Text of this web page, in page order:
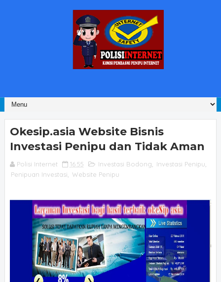
Okesip.asia Website Bisnis
Investasi Penipu dan Tidak Aman
Polisi Internet 16.55 Investasi Bodong Investasi Penipu
Penipuan Investasi
Website Penipu